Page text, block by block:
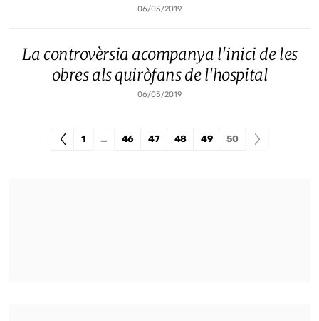
06/05/2019
La controvèrsia acompanya l'inici de les
obres als quiròfans de l'hospital
06/05/2019
1 … 46 47 48 49 50